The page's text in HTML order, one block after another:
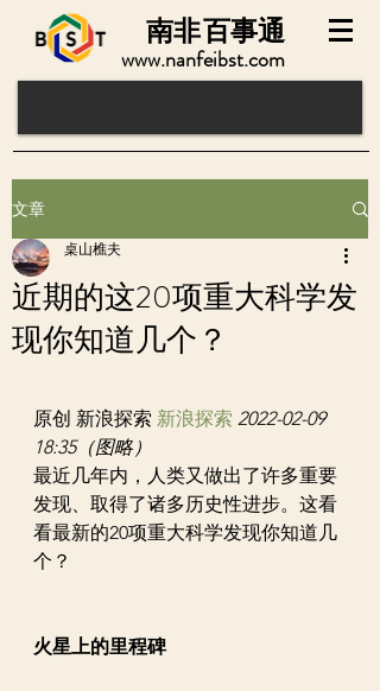
www.nanfeibst.com
百事通
南非
文章
近期的这20项重大科学发
现你知道几个？
桌山樵夫
原创 新浪探索 新浪探索 2022-02-09
18:35（图略）
最近几年内，人类又做出了许多重要
发现、取得了诸多历史性进步。这看
看最新的20项重大科学发现你知道几
个？
火星上的里程碑